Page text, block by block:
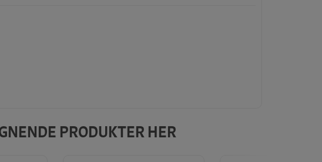
PRODUKTER HER